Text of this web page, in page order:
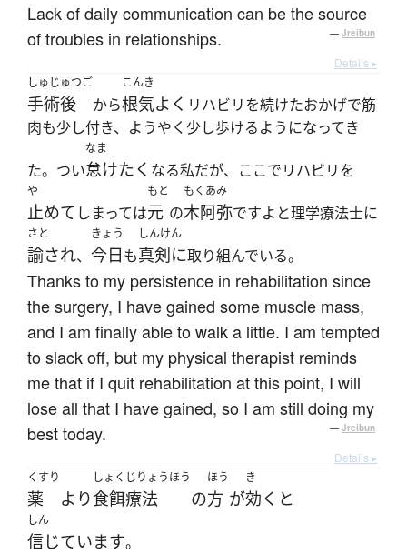
Lack of daily communication can be the source
of troubles in relationships.
— Jreibun
Details ▸
しゅじゅつご
手術後 から
こんき
根気よく リハビリを続けたおかげで筋
肉も少し付き、ようやく少し歩けるようになってき
た。つい
なま
怠けたく なる私だが、ここでリハビリを
や
止めて しまっては
もと
元 の
もくあみ
木阿弥ですよと理学療法士に
さと
諭され、
きょう
今日も
しんけん
真剣に取り組んでいる。
Thanks to my persistence in rehabilitation since
the surgery, I have gained some muscle mass,
and I am finally able to walk a little. I am tempted
to slack off, but my physical therapist reminds
me that if I quit rehabilitation at this point, I will
lose all that I have gained, so I am still doing my
best today.
— Jreibun
Details ▸
くすり
薬 より
しょくじりょうほう
食餌療法 の
ほう
方 が
き
効く と
しん
信じています。